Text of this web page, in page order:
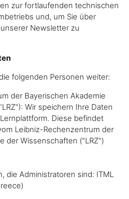
zur fortlaufenden technischen
und, um Sie über
Newsletter zu
folgenden Personen weiter:
der Bayerischen Akademie
Wir speichern Ihre Daten
Diese befindet
Leibniz-Rechenzentrum der
der Wissenschaften ("LRZ")
die Administratoren sind: ITML